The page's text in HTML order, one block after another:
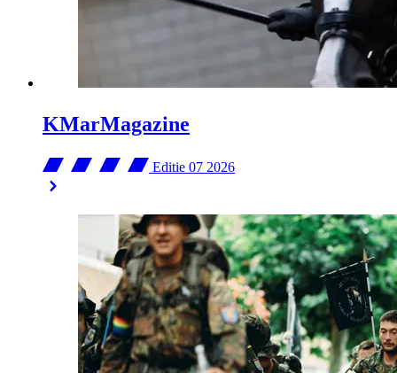
KMarMagazine
Editie 07 2026